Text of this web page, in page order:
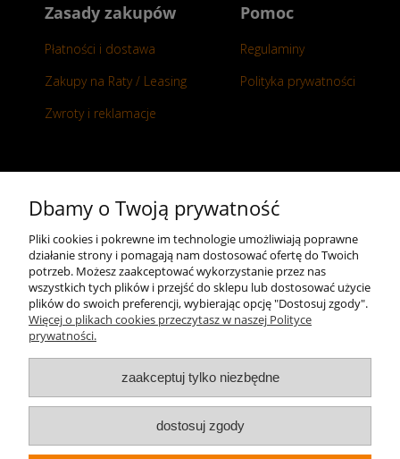
Zasady zakupów
Płatności i dostawa
Zakupy na Raty / Leasing
Zwroty i reklamacje
Pomoc
Regulaminy
Polityka prywatności
Kontakt
+48 696 50 70 20
sklep@notopstryk.pl
Dbamy o Twoją prywatność
Pliki cookies i pokrewne im technologie umożliwiają poprawne
działanie strony i pomagają nam dostosować ofertę do Twoich
potrzeb. Możesz zaakceptować wykorzystanie przez nas
wszystkich tych plików i przejść do sklepu lub dostosować użycie
plików do swoich preferencji, wybierając opcję "Dostosuj zgody".
Więcej o plikach cookies przeczytasz w naszej Polityce
prywatności.
zaakceptuj tylko niezbędne
dostosuj zgody